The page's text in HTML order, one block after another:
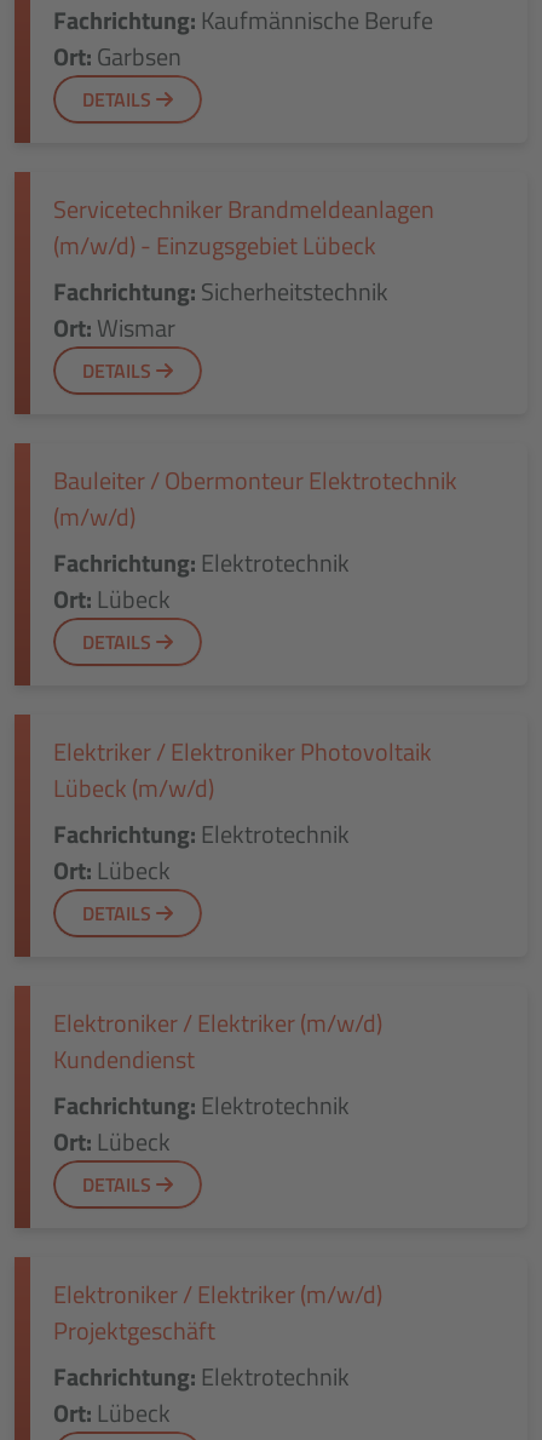
Fachrichtung: Kaufmännische Berufe
Ort:Garbsen
DETAILS
Servicetechniker Brandmeldeanlagen
(m/w/d) - Einzugsgebiet Lübeck
Fachrichtung:Sicherheitstechnik
Ort:Wismar
DETAILS
Bauleiter / Obermonteur Elektrotechnik
(m/w/d)
Fachrichtung: Elektrotechnik
Ort: Lübeck
DETAILS
Elektriker / Elektroniker Photovoltaik
Lübeck (m/w/d)
Fachrichtung: Elektrotechnik
Ort: Lübeck
DETAILS
Elektroniker / Elektriker (m/w/d)
Kundendienst
Fachrichtung: Elektrotechnik
Ort: Lübeck
DETAILS
Elektroniker / Elektriker (m/w/d)
Projektgeschäft
Fachrichtung: Elektrotechnik
Ort: Lübeck